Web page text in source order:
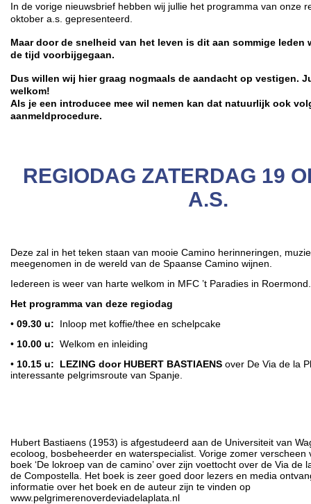
In de vorige nieuwsbrief hebben wij jullie het programma van onze
oktober a.s. gepresenteerd.
Maar door de snelheid van het leven is dit aan sommige leden
de tijd voorbijgegaan.
Dus willen wij hier graag nogmaals de aandacht op vestigen.
welkom!
Als je een introducee mee wil nemen kan dat natuurlijk ook
aanmeldprocedure.
REGIODAG ZATERDAG 19
A.S.
Deze zal in het teken staan van mooie Camino herinneringen,
meegenomen in de wereld van de Spaanse Camino wijnen.
Iedereen is weer van harte welkom in MFC ’t Paradies in
Het programma van deze regiodag
• 09.30 u: Inloop met koffie/thee en schelpcake
• 10.00 u: Welkom en inleiding
• 10.15 u: LEZING door HUBERT BASTIAENS over De Via de la
interessante pelgrimsroute van Spanje.
Hubert Bastiaens (1953) is afgestudeerd aan de Universiteit van
ecoloog, bosbeheerder en waterspecialist. Vorige zomer verscheen
boek ‘De lokroep van de camino’ over zijn voettocht over de Via de
de Compostella. Het boek is zeer goed door lezers en media
informatie over het boek en de auteur zijn te vinden op
www.pelgrimerenoverdeviadelaplata.nl